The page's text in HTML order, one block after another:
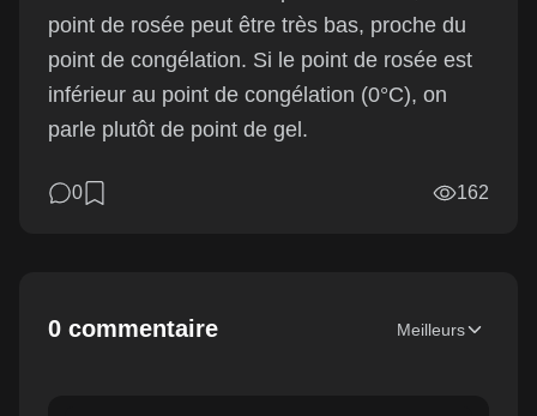
point de rosée peut être très bas, proche du
point de congélation. Si le point de rosée est
inférieur au point de congélation (0°C), on
parle plutôt de point de gel.
0 162
0 commentaire Meilleurs